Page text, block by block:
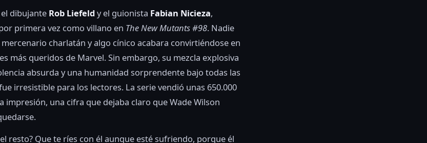
dibujante Rob Liefeldy el guionista Fabian Nicieza,
primera vez como villano en The New Mutants #98. Nadie
charlatán y algo cínico acabara convirtiéndose en
más queridos de Marvel. Sin embargo, su mezcla explosiva
absurda y una humanidad sorprendente bajo todas las
irresistible para los lectores. La serie vendió unas 650.000
impresión, una cifra que dejaba claro que Wade Wilson
resto? Que te ríes con él aunque esté sufriendo, porque él